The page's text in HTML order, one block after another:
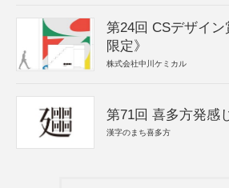
第24回 CSデザイ
限定》
株式会社中川ケミカル
第71回 喜多方発感
漢字のまち喜多方